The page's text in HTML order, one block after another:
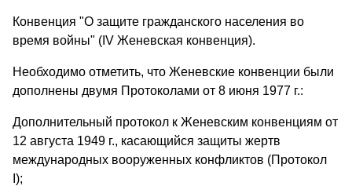
Конвенция "О защите гражданского населения во
время войны" (IV Женевская конвенция).
Необходимо отметить, что Женевские конвенции были
дополнены двумя Протоколами от 8 июня 1977 г.:
Дополнительный протокол к Женевским конвенциям от
12 августа 1949 г., касающийся защиты жертв
международных вооруженных конфликтов (Протокол
I);